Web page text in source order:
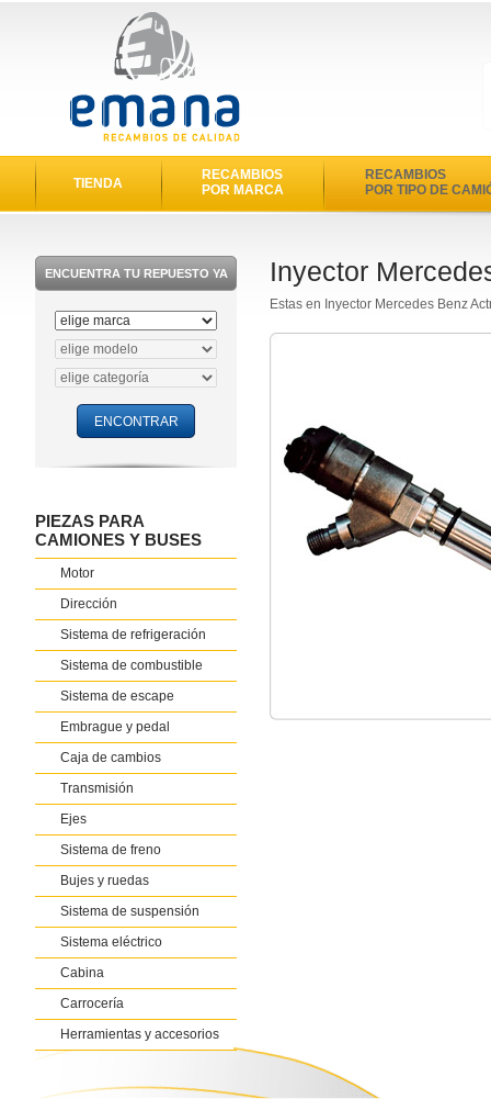
TIENDA
RECAMBIOS
POR MARCA
RECAMBIOS
POR TIPO DE
ENCUENTRA TU REPUESTO YA
PIEZAS PARA
CAMIONES Y BUSES
Motor
Dirección
Sistema de refrigeración
Sistema de combustible
Sistema de escape
Embrague y pedal
Caja de cambios
Transmisión
Ejes
Sistema de freno
Bujes y ruedas
Sistema de suspensión
Sistema eléctrico
Cabina
Carrocería
Herramientas y accesorios
Inyector
Estas en Inyector Mercedes Benz